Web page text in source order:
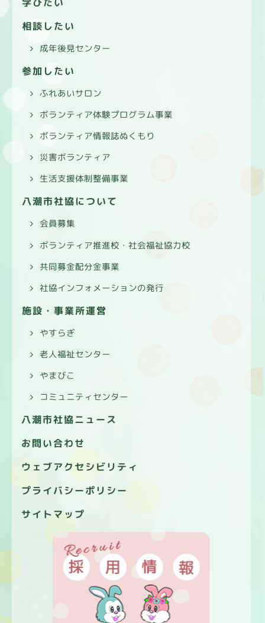
相談したい
成年後見センター
参加したい
ふれあいサロン
ボランティア体験プログラム事業
ボランティア情報誌ぬくもり
災害ボランティア
生活支援体制整備事業
八潮市社協について
会員募集
ボランティア推進校・社会福祉協力校
共同募金配分金事業
社協インフォメーションの発行
施設・事業所運営
やすらぎ
老人福祉センター
やまびこ
コミュニティセンター
八潮市社協ニュース
お問い合わせ
ウェブアクセシビリティ
プライバシーポリシー
サイトマップ